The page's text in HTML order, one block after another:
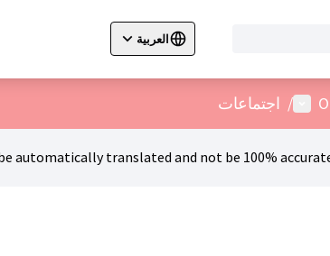
العربية Izberi jezik Dil seçiniz
قائمة المستخدم
/ اجتماعات
automatically translated and not be 100%